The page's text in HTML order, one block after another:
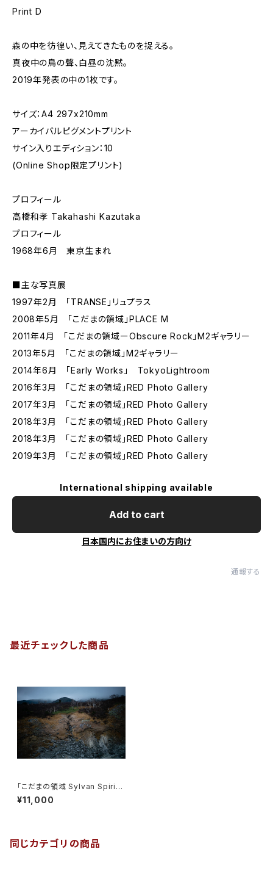
Print D
森の中を彷徨い、見えてきたものを捉える。
真夜中の鳥の聲、白昼の沈黙。
2019年発表の中の1枚です。
サイズ：A4 297x210mm
アーカイバルピグメントプリント
サイン入りエディション：10
(Online Shop限定プリント)
プロフィール
高橋和孝 Takahashi Kazutaka
プロフィール
1968年6月 東京生まれ
■主な写真展
1997年2月 「TRANSE」リュプラス
2008年5月 「こだまの領域」PLACE M
2011年4月 「こだまの領域ーObscure Rock」M2ギャラリー
2013年5月 「こだまの領域」M2ギャラリー
2014年6月 「Early Works」 TokyoLightroom
2016年3月 「こだまの領域」RED Photo Gallery
2017年3月 「こだまの領域」RED Photo Gallery
2018年3月 「こだまの領域」RED Photo Gallery
2018年3月 「こだまの領域」RED Photo Gallery
2019年3月 「こだまの領域」RED Photo Gallery
International shipping available
Add to cart
日本国内にお住まいの方向け
通報する
最近チェックした商品
「こだまの領域 Sylvan Spirit」
Print D
¥11,000
同じカテゴリの商品